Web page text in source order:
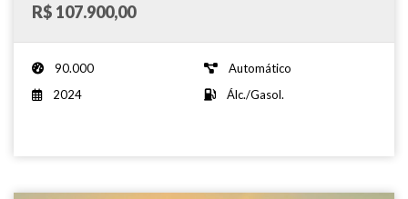
R$ 107.900,00
90.000
Automático
2024
Álc./Gasol.